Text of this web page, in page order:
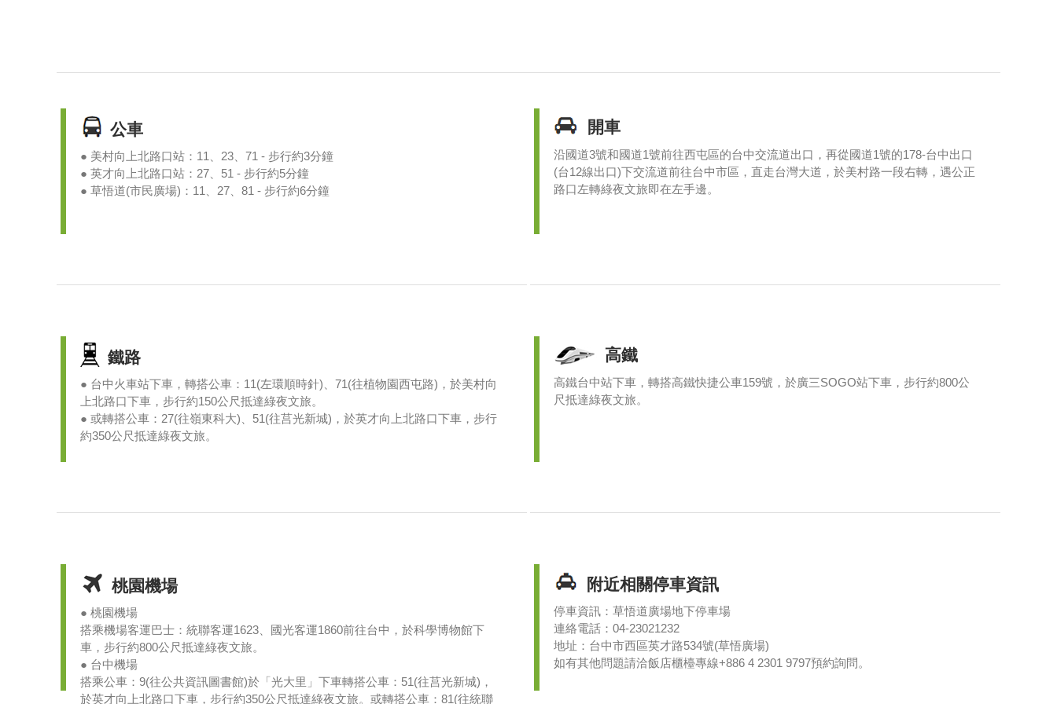
公車
● 美村向上北路口站：11、23、71 - 步行約3分鐘
● 英才向上北路口站：27、51 - 步行約5分鐘
● 草悟道(市民廣場)：11、27、81 - 步行約6分鐘
開車
沿國道3號和國道1號前往西屯區的台中交流道出口，再從國道1號的178-台中出口
(台12線出口)下交流道前往台中市區，直走台灣大道，於美村路一段右轉，遇公正
路口左轉綠夜文旅即在左手邊。
鐵路
● 台中火車站下車，轉搭公車：11(左環順時針)、71(往植物園西屯路)，於美村向
上北路口下車，步行約150公尺抵達綠夜文旅。
● 或轉搭公車：27(往嶺東科大)、51(往莒光新城)，於英才向上北路口下車，步行
約350公尺抵達綠夜文旅。
高鐵
高鐵台中站下車，轉搭高鐵快捷公車159號，於廣三SOGO站下車，步行約800公
尺抵達綠夜文旅。
桃園機場
● 桃園機場
搭乘機場客運巴士：統聯客運1623、國光客運1860前往台中，於科學博物館下
車，步行約800公尺抵達綠夜文旅。
● 台中機場
搭乘公車：9(往公共資訊圖書館)於「光大里」下車轉搭公車：51(往莒光新城)，
於英才向上北路口下車，步行約350公尺抵達綠夜文旅。或轉搭公車：81(往統聯
附近相關停車資訊
停車資訊：草悟道廣場地下停車場
連絡電話：04-23021232
地址：台中市西區英才路534號(草悟廣場)
如有其他問題請洽飯店櫃檯專線+886 4 2301 9797預約詢問。